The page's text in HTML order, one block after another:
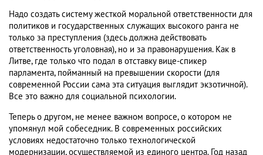
Надо создать систему жесткой моральной ответственности для
политиков и государственных служащих высокого ранга не
только за преступления (здесь должна действовать
ответственность уголовная), но и за правонарушения. Как в
Литве, где только что подал в отставку вице-спикер
парламента, пойманный на превышении скорости (для
современной России сама эта ситуация выглядит экзотичной).
Все это важно для социальной психологии.
Теперь о другом, не менее важном вопросе, о котором не
упомянул мой собеседник. В современных российских
условиях недостаточно только технологической
модернизации, осуществляемой из единого центра. Год назад